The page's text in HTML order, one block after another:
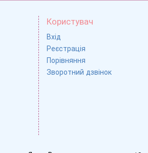
Користувач
Вхід
Реєстрація
Порівняння
Зворотний дзвінок